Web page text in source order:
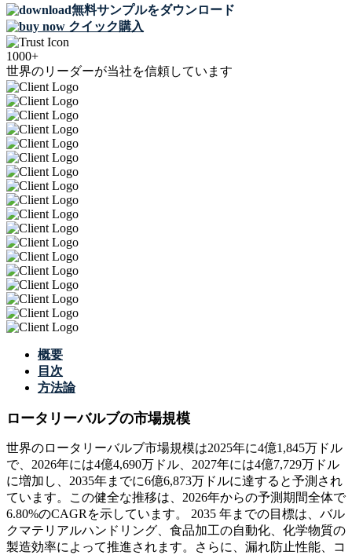
無料サンプルをダウンロード
クイック購入
1000+
世界のリーダーが当社を信頼しています
概要
目次
方法論
ロータリーバルブの市場規模
世界のロータリーバルブ市場規模は2025年に4億1,845万ドル
で、2026年には4億4,690万ドル、2027年には4億7,729万ドル
に増加し、2035年までに6億6,873万ドルに達すると予測され
ています。この健全な推移は、2026年からの予測期間全体で
6.80%のCAGRを示しています。 2035 年までの目標は、バル
クマテリアルハンドリング、食品加工の自動化、化学物質の
製造効率によって推進されます。さらに、漏れ防止性能、コ